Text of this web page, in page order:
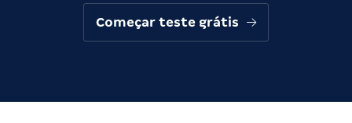
Começar teste grátis